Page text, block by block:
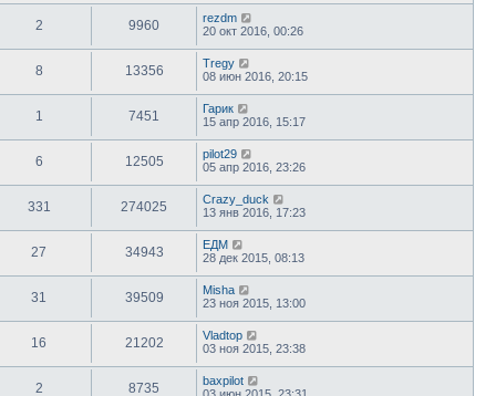
2 9960
rezdm
20 окт 2016, 00:26
8 13356
Tregy
08 июн 2016, 20:15
1 7451
Гарик
15 апр 2016, 15:17
6 12505
pilot29
05 апр 2016, 23:26
331 274025
Crazy_duck
13 янв 2016, 17:23
27 34943
ЕДМ
28 дек 2015, 08:13
31 39509
Misha
23 ноя 2015, 13:00
16 21202
Vladtop
03 ноя 2015, 23:38
2 8735
baxpilot